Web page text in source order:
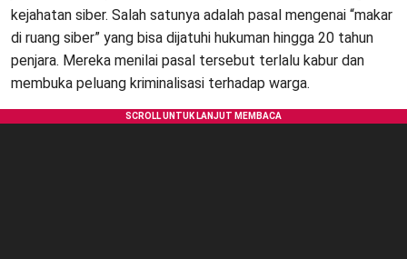
kejahatan siber. Salah satunya adalah pasal mengenai “makar
di ruang siber” yang bisa dijatuhi hukuman hingga 20 tahun
penjara. Mereka menilai pasal tersebut terlalu kabur dan
membuka peluang kriminalisasi terhadap warga.